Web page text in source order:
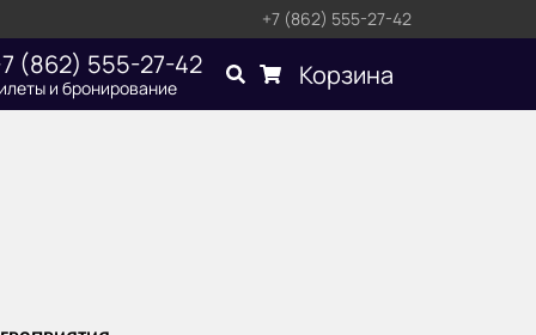
+7 (862) 555-27-42
(862) 555-27-42
и бронирование Корзина